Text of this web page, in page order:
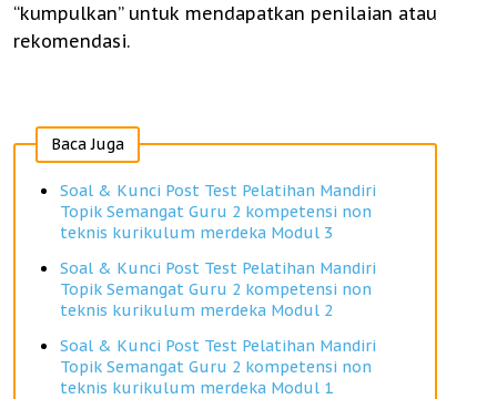
“kumpulkan” untuk mendapatkan penilaian atau
rekomendasi.
Baca Juga
Soal & Kunci Post Test Pelatihan Mandiri
Topik Semangat Guru 2 kompetensi non
teknis kurikulum merdeka Modul 3
Soal & Kunci Post Test Pelatihan Mandiri
Topik Semangat Guru 2 kompetensi non
teknis kurikulum merdeka Modul 2
Soal & Kunci Post Test Pelatihan Mandiri
Topik Semangat Guru 2 kompetensi non
teknis kurikulum merdeka Modul 1